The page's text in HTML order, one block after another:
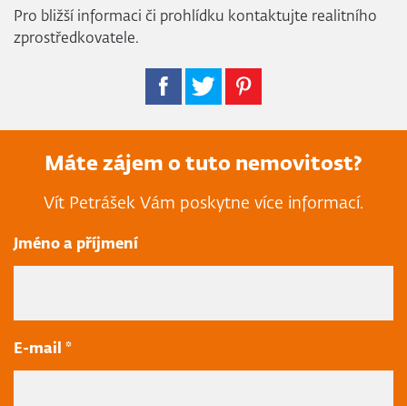
Pro bližší informaci či prohlídku kontaktujte realitního
zprostředkovatele.
Máte zájem o tuto nemovitost?
Vít Petrášek Vám poskytne více informací.
Jméno a příjmení
E-mail *